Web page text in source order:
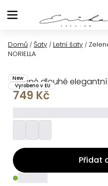
na
Domů / Šaty / Letní šaty /
NORIELLA
Zelené dlouhé elegantní
New
Vyrobeno v EU
749 Kč
Přidat